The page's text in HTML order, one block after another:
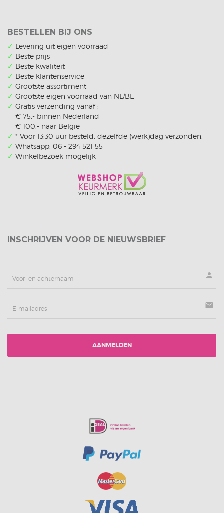
BESTELLEN BIJ ONS
✓ Levering uit eigen voorraad
✓ Beste prijs
✓ Beste kwaliteit
✓ Beste klantenservice
✓ Grootste assortiment
✓ Grootste eigen voorraad van NL/BE
✓ Gratis verzending vanaf :
€ 75,- binnen Nederland
€ 100,- naar Belgie
✓ * Voor 13:30 uur besteld, dezelfde (werk)dag verzonden.
✓ Whatsapp: 06 - 294 521 55
✓ Winkelbezoek mogelijk
INSCHRIJVEN VOOR DE NIEUWSBRIEF
person
mail
AANMELDEN